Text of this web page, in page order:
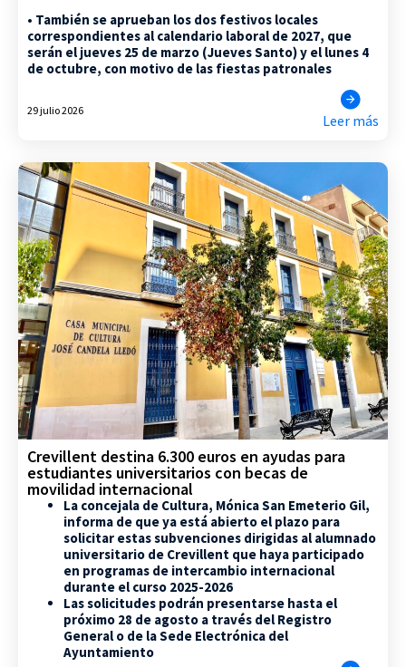
• También se aprueban los dos festivos locales
correspondientes al calendario laboral de 2027, que
serán el jueves 25 de marzo (Jueves Santo) y el lunes 4
de octubre, con motivo de las fiestas patronales
29 julio 2026
Leer más
Crevillent destina 6.300 euros en ayudas para
estudiantes universitarios con becas de
movilidad internacional
La concejala de Cultura, Mónica San Emeterio Gil,
informa de que ya está abierto el plazo para
solicitar estas subvenciones dirigidas al alumnado
universitario de Crevillent que haya participado
en programas de intercambio internacional
durante el curso 2025-2026
Las solicitudes podrán presentarse hasta el
próximo 28 de agosto a través del Registro
General o de la Sede Electrónica del
Ayuntamiento